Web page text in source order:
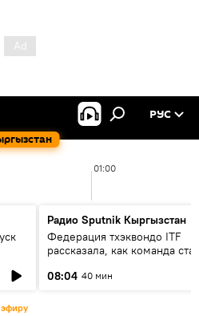
РУС
01:00
Радио Sputnik Кыргызстан
Федерация тхэквондо ITF
рассказала, как команда
08:04 40 мин